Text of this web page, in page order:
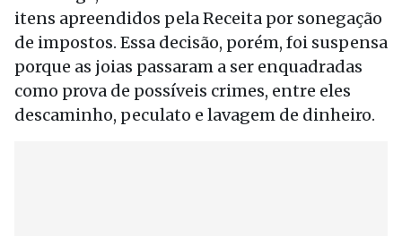
itens apreendidos pela Receita por sonegação
de impostos. Essa decisão, porém, foi suspensa
porque as joias passaram a ser enquadradas
como prova de possíveis crimes, entre eles
descaminho, peculato e lavagem de dinheiro.